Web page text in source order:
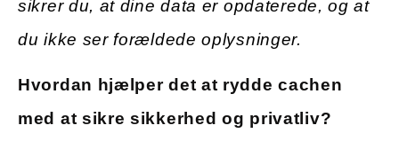
sikrer du, at dine data er opdaterede, og at
du ikke ser forældede oplysninger.
Hvordan hjælper det at rydde cachen
med at sikre sikkerhed og privatliv?